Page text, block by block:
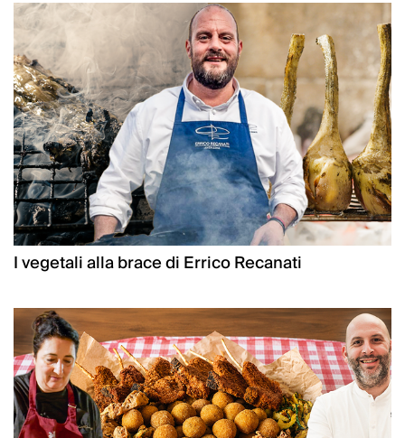
I vegetali alla brace di Errico Recanati